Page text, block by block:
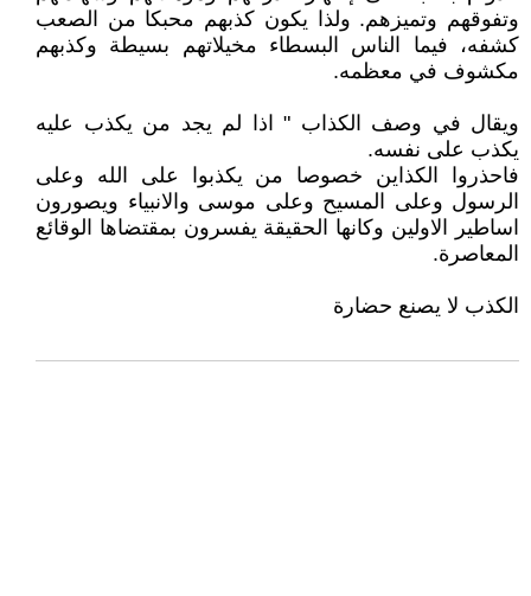
وتفوقهم وتميزهم. ولذا يكون كذبهم محبكا من الصعب
كشفه، فيما الناس البسطاء مخيلاتهم بسيطة وكذبهم
مكشوف في معظمه.
ويقال في وصف الكذاب " اذا لم يجد من يكذب عليه
يكذب على نفسه.
فاحذروا الكذاين خصوصا من يكذبوا على الله وعلى
الرسول وعلى المسيح وعلى موسى والانبياء ويصورون
اساطير الاولين وكانها الحقيقة يفسرون بمقتضاها الوقائع
المعاصرة.
الكذب لا يصنع حضارة